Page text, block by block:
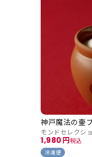
モンドセレクシ
神戸魔法の壷
冷凍便
1,980 税込